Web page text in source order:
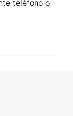
teléfono o